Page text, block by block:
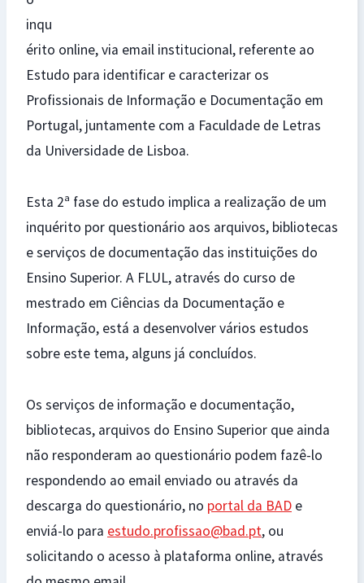
inqu
érito online, via email institucional, referente ao
Estudo para identificar e caracterizar os
Profissionais de Informação e Documentação em
Portugal, juntamente com a Faculdade de Letras
da Universidade de Lisboa.
Esta 2ª fase do estudo implica a realização de um
inquérito por questionário aos arquivos, bibliotecas
e serviços de documentação das instituições do
Ensino Superior. A FLUL, através do curso de
mestrado em Ciências da Documentação e
Informação, está a desenvolver vários estudos
sobre este tema, alguns já concluídos.
Os serviços de informação e documentação,
bibliotecas, arquivos do Ensino Superior que ainda
não responderam ao questionário podem fazê-lo
respondendo ao email enviado ou através da
descarga do questionário, no portal da BAD e
enviá-lo para estudo.profissao@bad.pt, ou
solicitando o acesso à plataforma online, através